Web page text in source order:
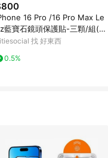
16 Pro /16 Pro Max Le
藍寶石鏡頭保護貼-三顆/組(一
防破保固) 鈦玫瑰/16 Pro／Pr
找 好東西
0.5%